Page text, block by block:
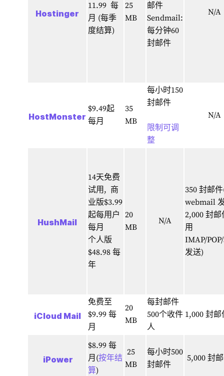
Hostinger
11.99 每
月 (每季
度结算)
25
MB
邮件
Sendmail:
每分钟60
封邮件
N/A
HostMonster
$9.49起
每月
35
MB
每小时150
封邮件
限制可调
整
N/A
HushMail
14天免费
试用, 商
业版$3.99
起每用户
每月
个人版
$48.98 每
年
20
MB
N/A
350 封邮
webmail
2,000 封邮
用
IMAP/
发送)
iCloud Mail
免费至
$9.99 每
月
20
MB
每封邮件
500个收件
人
1,000 封邮
iPower
$8.99 每
月(按年结
算)
25
MB
每小时500
封邮件
5,000 封